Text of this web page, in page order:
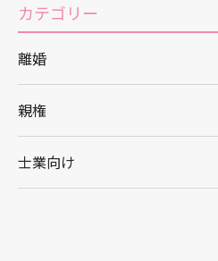
カテゴリー
離婚
親権
士業向け